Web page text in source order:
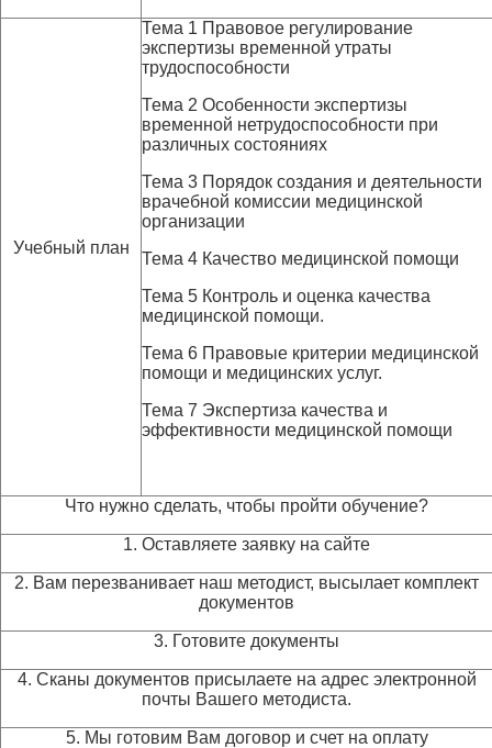
Учебный план
Тема 1 Правовое регулирование
экспертизы временной утраты
трудоспособности
Тема 2 Особенности экспертизы
временной нетрудоспособности при
различных состояниях
Тема 3 Порядок создания и деятельности
врачебной комиссии медицинской
организации
Тема 4 Качество медицинской помощи
Тема 5 Контроль и оценка качества
медицинской помощи.
Тема 6 Правовые критерии медицинской
помощи и медицинских услуг.
Тема 7 Экспертиза качества и
эффективности медицинской помощи
Что нужно сделать, чтобы пройти обучение?
1. Оставляете заявку на сайте
2. Вам перезванивает наш методист, высылает комплект
документов
3. Готовите документы
4. Сканы документов присылаете на адрес электронной
почты Вашего методиста.
5. Мы готовим Вам договор и счет на оплату